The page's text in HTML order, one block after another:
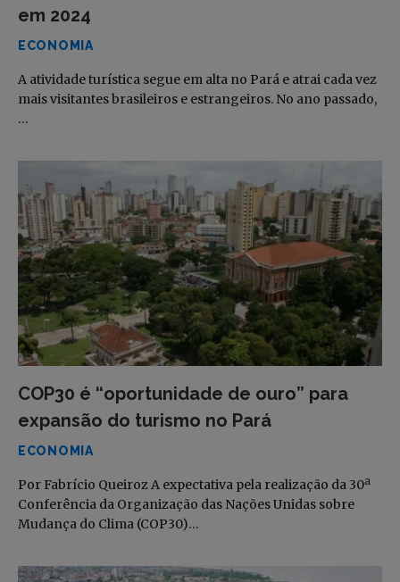
em 2024
ECONOMIA
A atividade turística segue em alta no Pará e atrai cada vez
mais visitantes brasileiros e estrangeiros. No ano passado,
…
COP30 é “oportunidade de ouro” para
expansão do turismo no Pará
ECONOMIA
Por Fabrício Queiroz A expectativa pela realização da 30ª
Conferência da Organização das Nações Unidas sobre
Mudança do Clima (COP30)…